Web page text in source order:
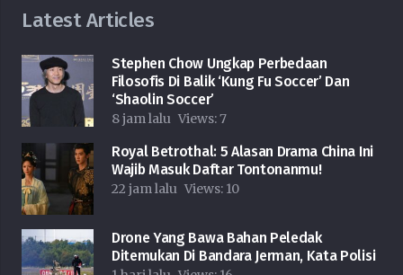
Latest Articles
Stephen Chow Ungkap Perbedaan
Filosofis Di Balik ‘Kung Fu Soccer’ Dan
‘Shaolin Soccer’
8 jam lalu Views:7
Royal Betrothal: 5 Alasan Drama China Ini
Wajib Masuk Daftar Tontonanmu!
22 jam lalu Views: 10
Drone Yang Bawa Bahan Peledak
Ditemukan Di Bandara Jerman, Kata Polisi